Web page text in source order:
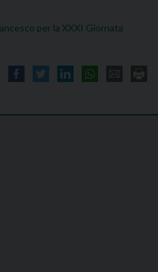
per la XXXI Giornata